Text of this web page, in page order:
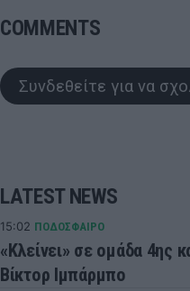
COMMENTS
Συνδεθείτε για να
LATEST NEWS
15:02 ΠΟΔΟΣΦΑΙΡΟ
«Κλείνει» σε ομάδα 4ης
Βίκτορ Ιμπάρμπο